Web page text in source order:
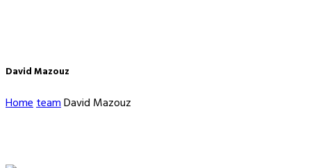
David Mazouz
HometeamDavid Mazouz